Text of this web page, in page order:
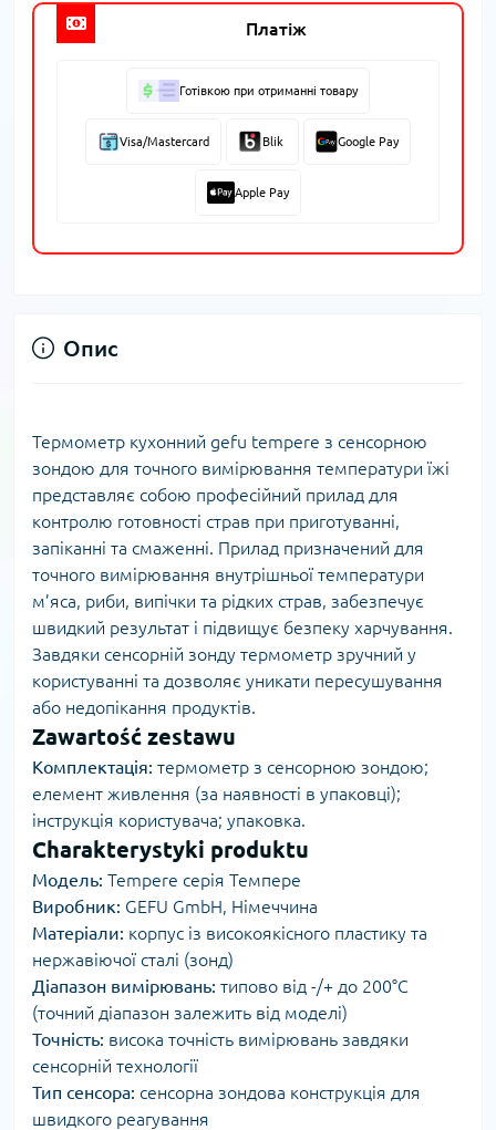
Платіж
Готівкою при отриманні товару
Visa/Mastercard Blik Google Pay
Apple Pay
Опис
Термометр кухонний gefu tempere з сенсорною
зондою для точного вимірювання температури їжі
представляє собою професійний прилад для
контролю готовності страв при приготуванні,
запіканні та смаженні. Прилад призначений для
точного вимірювання внутрішньої температури
м’яса, риби, випічки та рідких страв, забезпечує
швидкий результат і підвищує безпеку харчування.
Завдяки сенсорній зонду термометр зручний у
користуванні та дозволяє уникати пересушування
або недопікання продуктів.
Zawartość zestawu
Комплектація: термометр з сенсорною зондою;
елемент живлення (за наявності в упаковці);
інструкція користувача; упаковка.
Charakterystyki produktu
Модель: Tempere серія Темпере
Виробник: GEFU GmbH, Німеччина
Матеріали: корпус із високоякісного пластику та
нержавіючої сталі (зонд)
Діапазон вимірювань: типово від -/+ до 200°C
(точний діапазон залежить від моделі)
Точність: висока точність вимірювань завдяки
сенсорній технології
Тип сенсора: сенсорна зондова конструкція для
швидкого реагування